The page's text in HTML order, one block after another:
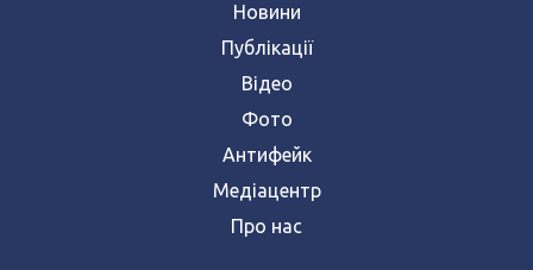
Новини
Публікації
Відео
Фото
Антифейк
Медіацентр
Про нас